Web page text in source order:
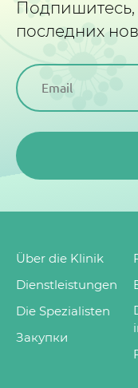
Подпишитесь,
последних
Über die Klinik
Dienstleistungen
Die Spezialisten
Закупки